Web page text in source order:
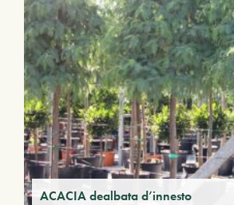
ACACIA dealbata d’innesto